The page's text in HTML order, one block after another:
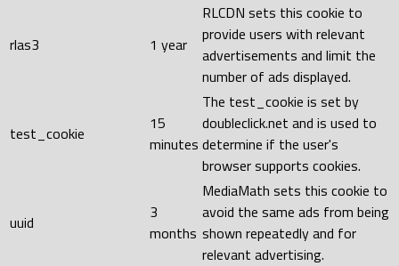
rlas3 1 year
RLCDN sets this cookie to
provide users with relevant
advertisements and limit the
number of ads displayed.
test_cookie
15
minutes
The test_cookie is set by
doubleclick.net and is used to
determine if the user's
browser supports cookies.
uuid
3
months
MediaMath sets this cookie to
avoid the same ads from being
shown repeatedly and for
relevant advertising.